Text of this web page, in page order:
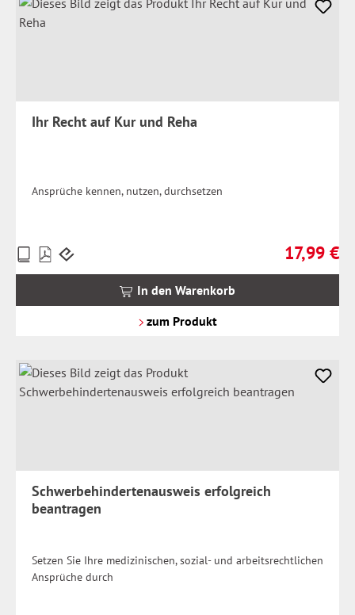
Ihr Recht auf Kur und Reha
Ansprüche kennen, nutzen, durchsetzen
Regulärer
17,99 €
Preise
inkl.
In den Warenkorb
zum Produkt
Schwerbehindertenausweis erfolgreich
beantragen
Setzen Sie Ihre medizinischen, sozial- und arbeitsrechtlichen
Ansprüche durch